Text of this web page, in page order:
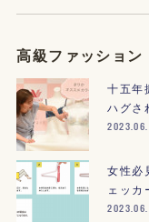
高級ファッション
十五年
ハグさ
女性必
ェッカ